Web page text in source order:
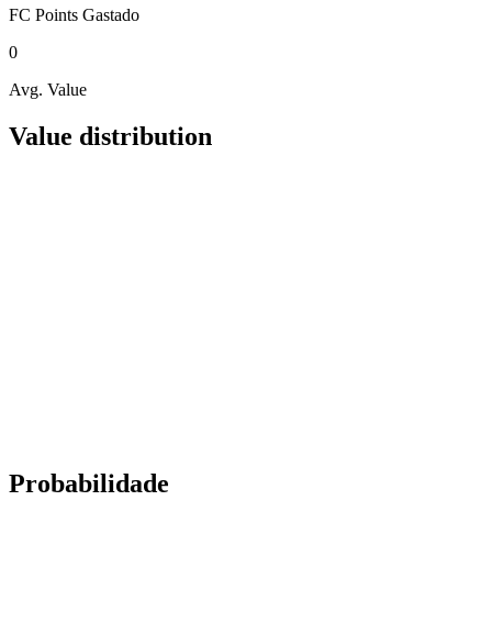
FC Points Gastado
0
Avg. Value
Value distribution
Probabilidade